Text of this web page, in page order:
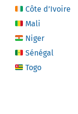
Côte d’Ivoire
Mali
Niger
Sénégal
Togo